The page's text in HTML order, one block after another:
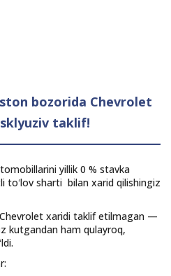
bozorida Chevrolet
taklif!
yillik 0 % stavka
toʻlov sharti bilan xarid qilishingiz
xaridi taklif etilmagan —
kutgandan ham qulayroq,